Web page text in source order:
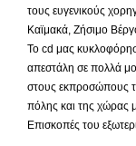
τους ευγενικούς
Καϊμακά, Ζήσιμο
Το cd μας
απεστάλη σε πολλά
στους εκπροσώπους
πόλης και της χώρας
Επισκοπές του